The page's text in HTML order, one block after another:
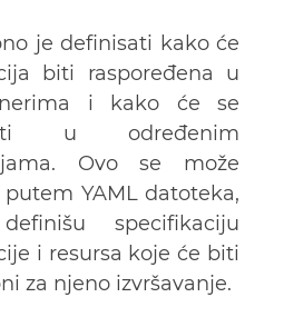
je definisati kako će
biti raspoređena u
i kako će se
u određenim
Ovo se može
YAML datoteka,
specifikaciju
i resursa koje će biti
za njeno izvršavanje.